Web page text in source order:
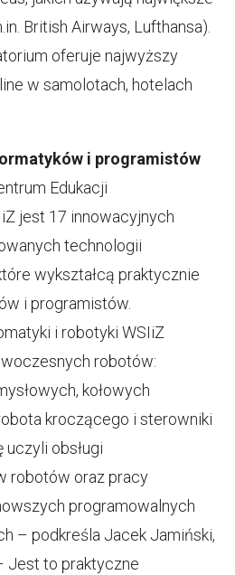
British Airways, Lufthansa).
oferuje najwyższy
w samolotach, hotelach
i programistów
Edukacji
jest 17 innowacyjnych
technologii
wykształcą praktycznie
i programistów.
i robotyki WSIiZ
robotów:
kołowych
kroczącego i sterowniki
uczyli obsługi
robotów oraz pracy
programowalnych
– podkreśla Jacek Jamiński,
Jest to praktyczne